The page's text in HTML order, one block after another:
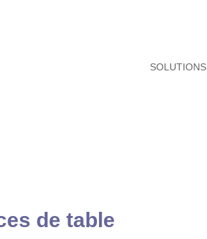
SOLUTIONS
de table